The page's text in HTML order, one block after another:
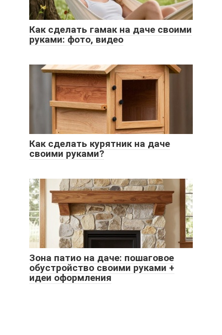
Как сделать гамак на даче своими
руками: фото, видео
Как сделать курятник на даче
своими руками?
Зона патио на даче: пошаговое
обустройство своими руками +
идеи оформления